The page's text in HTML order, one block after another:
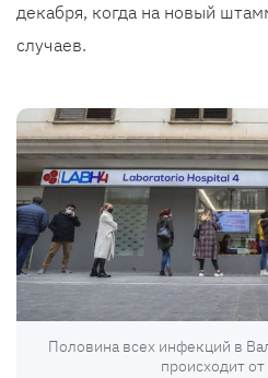
декабря, когда на новый
случаев.
Половина всех инфекций в
происходит